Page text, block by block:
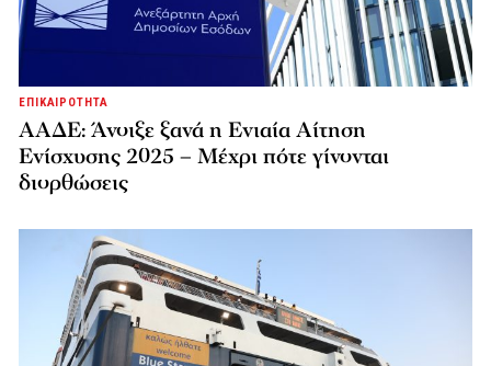
ΕΠΙΚΑΙΡΟΤΗΤΑ
ΑΑΔΕ: Άνοιξε ξανά η Ενιαία Αίτηση
Ενίσχυσης 2025 – Μέχρι πότε γίνονται
διορθώσεις